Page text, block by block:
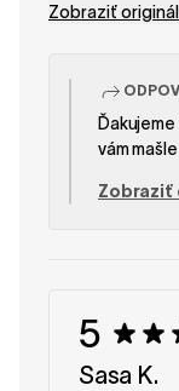
Zobraziť originál
vám
ich
Zobraziť
5
Sasa K.